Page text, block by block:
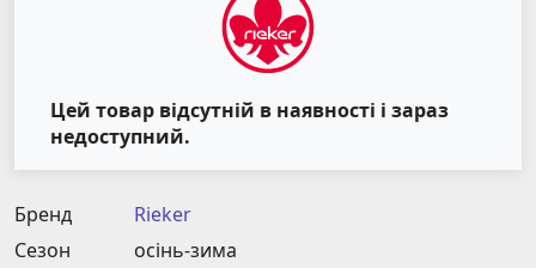
Цей товар відсутній в наявності і зараз
недоступний.
Бренд
Rieker
Сезон
осінь-зима